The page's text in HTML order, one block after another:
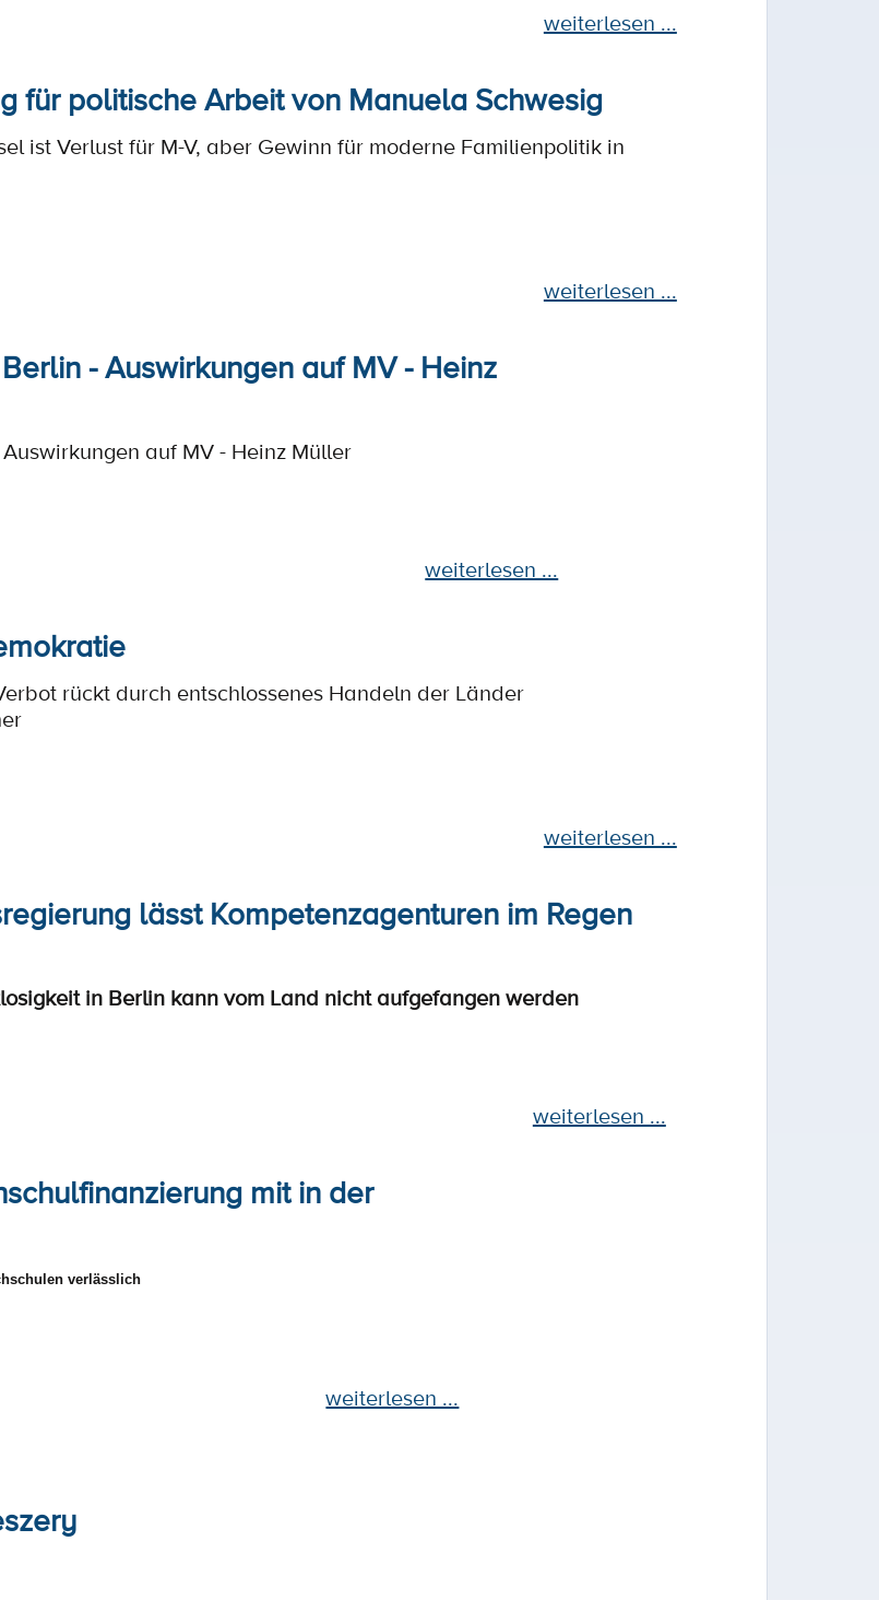
weiterlesen ...
für politische Arbeit von Manuela Schwesig
ist Verlust für M-V, aber Gewinn für moderne Familienpolitik in
weiterlesen ...
- Auswirkungen auf MV - Heinz
auf MV - Heinz Müller
weiterlesen ...
rückt durch entschlossenes Handeln der Länder
weiterlesen ...
lässt Kompetenzagenturen im Regen
in Berlin kann vom Land nicht aufgefangen werden
weiterlesen ...
mit in der
verlässlich
weiterlesen ...